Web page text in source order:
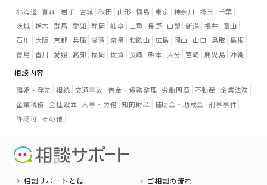
北海道 青森 岩手 宮城 秋田 山形 福島 東京 神奈川 埼玉 千葉
茨城 栃木 群馬 愛知 静岡 岐阜 三重 長野 山梨 新潟 福井
富山
石川
大阪 京都 兵庫 滋賀 奈良 和歌山 広島 岡山 山口 鳥取
島根
徳島 香川 愛媛 高知 福岡 佐賀 長崎 熊本 大分 宮崎 鹿児島 沖縄
相談内容
離婚・浮気 相続 交通事故 借金・債務整理 労働問題 不動産 企業法務
企業税務 会社設立 人事・労務 知的財産 補助金・助成金 刑事事件
許認可 その他
相談サポートとは ご相談の流れ